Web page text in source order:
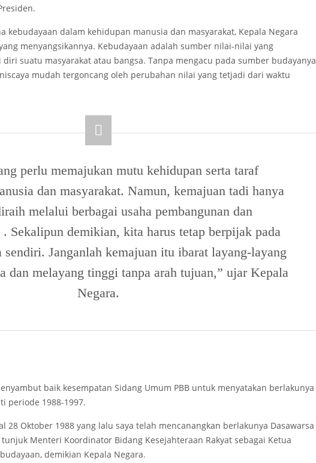
kebudayaan dalam kehidupan manusia dan masyarakat, Kepala Negara
menyangsikannya. Kebudayaan adalah sumber nilai-nilai yang
suatu masyarakat atau bangsa. Tanpa mengacu pada sumber budayanya
mudah tergoncang oleh perubahan nilai yang tetjadi dari waktu
perlu memajukan mutu kehidupan serta taraf
dan masyarakat. Namun, kemajuan tadi hanya
melalui berbagai usaha pembangunan dan
Sekalipun demikian, kita harus tetap berpijak pada
sendiri. Janganlah kemajuan itu ibarat layang-layang
dan melayang tinggi tanpa arah tujuan,” ujar Kepala
Negara.
baik kesempatan Sidang Umum PBB untuk menyatakan berlakunya
periode 1988-1997.
28 Oktober 1988 yang lalu saya telah mencanangkan berlakunya Dasawarsa
Menteri Koordinator Bidang Kesejahteraan Rakyat sebagai Ketua
demikian Kepala Negara.